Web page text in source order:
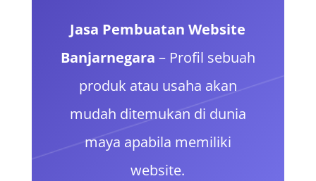
Jasa Pembuatan Website
Banjarnegara – Profil sebuah
produk atau usaha akan
mudah ditemukan di dunia
maya apabila memiliki
website.